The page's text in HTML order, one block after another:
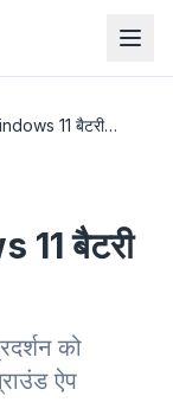
पुराने लैपटॉप पर Windows 11 बैटरी लाइफ में सुधार
11 बैटरी
को
ऐप